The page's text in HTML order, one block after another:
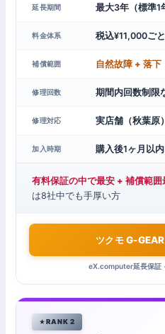
延長期間 最大3年（標準1
料金体系 税込¥11,000ご
補償範囲 自然故障 + 落下
修理回数 期間内回数制限
修理対応 実店舗（秋葉原
加入時期 購入後1ヶ月以
有料保証の中で最安 + 補償範囲
は8社中でも手厚い方
ツクモ G-
eX.computer延長保証
RANK 2